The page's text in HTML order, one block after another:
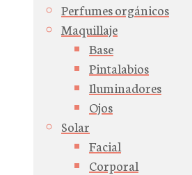
Perfumes orgánicos
Maquillaje
Base
Pintalabios
Iluminadores
Ojos
Solar
Facial
Corporal